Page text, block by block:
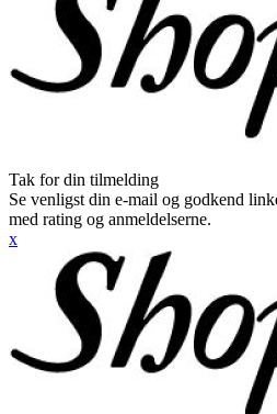
Tak for din tilmelding
Se venligst din e-mail og godkend
med rating og anmeldelserne.
x